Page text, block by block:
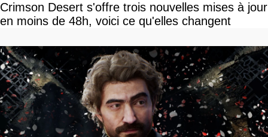
Crimson Desert s'offre trois nouvelles mises à jour
en moins de 48h, voici ce qu'elles changent